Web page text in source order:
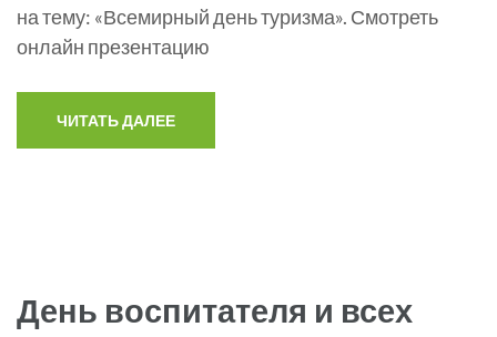
на тему: «Всемирный день туризма». Смотреть
онлайн презентацию
ЧИТАТЬ ДАЛЕЕ
День воспитателя и всех